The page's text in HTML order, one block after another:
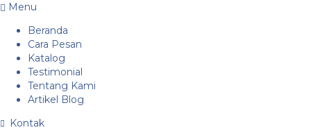
Menu
Beranda
Cara Pesan
Katalog
Testimonial
Tentang Kami
Artikel Blog
Kontak